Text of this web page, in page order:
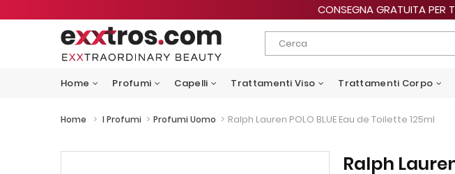
CONSEGNA GRATUITA PER
Home Profumi Capelli Trattamenti Viso Trattamenti Corpo
Home > I Profumi > Profumi Uomo > Ralph Lauren POLO BLUE Eau de Toilette 125ml
Ralph